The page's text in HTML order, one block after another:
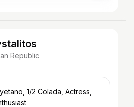
Republic
1/2 Colada, Actress,